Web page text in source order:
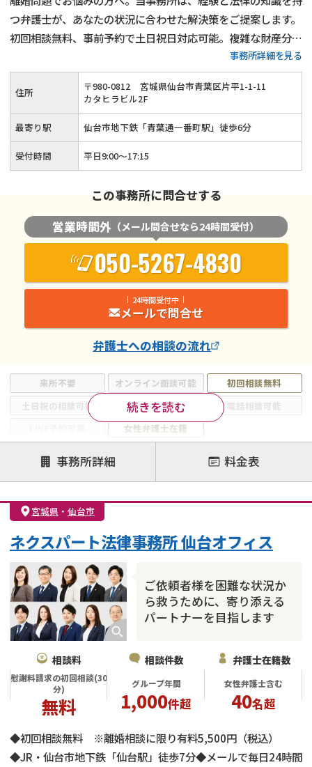
つ弁護士が、あなたの状況に合わせた解決策をご提案します。
初回相談無料、事前予約で土日祝日対応可能。複雑な財産分与
事務所詳細を見る
来所不要 オンライン面談可能
初回相談無料
土日祝の相談可能
19時以降電話可能
電話相談可能
女性弁護士在籍
注力案件
離婚前相談
離婚調停
離婚裁判
親権・面会交流権
DV
モラハラ
不貞・不倫慰謝料請求
財産分与
内縁の夫婦 熟年離婚
続きを読む
住所 〒980-0812
宮城県仙台市青葉区片平1-1-11
カタヒラビル2F
最寄り駅 仙台市地下鉄「青葉通一番町駅」徒歩6分
受付時間 平日9:00〜17:15
この事務所に問合せする
営業時間外 （メール問合せなら24時間受付）
050-5267-4830
24時間受付中
メールで問合せ
弁護士への相談の流れ
事務所詳細 料金表
宮城県 ・ 仙台市
ご依頼者様を困難な状況か
ら救うために、寄り添える
パートナーを目指します
ネクスパート法律事務所 仙台オフィス
相談料
慰謝料請求の初回相談(30
分)
無料
相談件数
グループ年間
1,000件超
弁護士在籍数
女性弁護士含む
40名超
◆初回相談無料 ※離婚相談に限り有料5,500円（税込）
◆JR・仙台市地下鉄「仙台駅」徒歩7分◆メールで毎日24時間